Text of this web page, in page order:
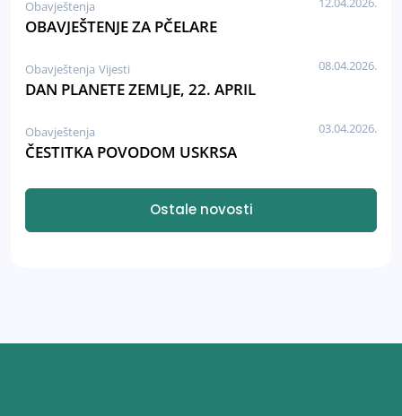
Obavještenja
OBAVJEŠTENJE ZA PČELARE
Obavještenja Vijesti 08.04.2026.
DAN PLANETE ZEMLJE, 22. APRIL
Obavještenja 03.04.2026.
ČESTITKA POVODOM USKRSA
Ostale novosti